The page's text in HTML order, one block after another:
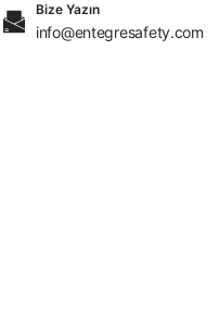
Bize Yazın
info@entegresafety.com